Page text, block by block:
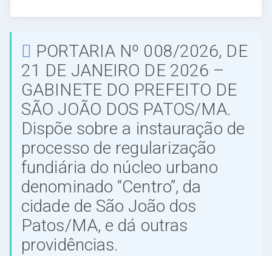
PORTARIA Nº 008/2026, DE
21 DE JANEIRO DE 2026 –
GABINETE DO PREFEITO DE
SÃO JOÃO DOS PATOS/MA.
Dispõe sobre a instauração de
processo de regularização
fundiária do núcleo urbano
denominado “Centro”, da
cidade de São João dos
Patos/MA, e dá outras
providências.